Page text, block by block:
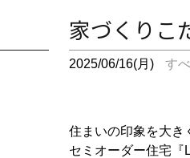
家づくりこ
2025/06/16(月) す
住まいの印象を大き
セミオーダー住宅『